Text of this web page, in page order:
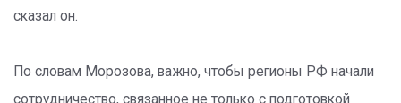
сказал он.
По словам Морозова, важно, чтобы регионы РФ начали
сотрудничество, связанное не только с подготовкой